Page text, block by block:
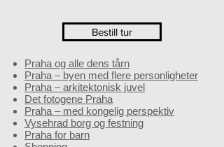
Bestill tur
Praha og alle dens tårn
Praha – byen med flere personligheter
Praha – arkitektonisk juvel
Det fotogene Praha
Praha – med kongelig perspektiv
Vysehrad borg og festning
Praha for barn